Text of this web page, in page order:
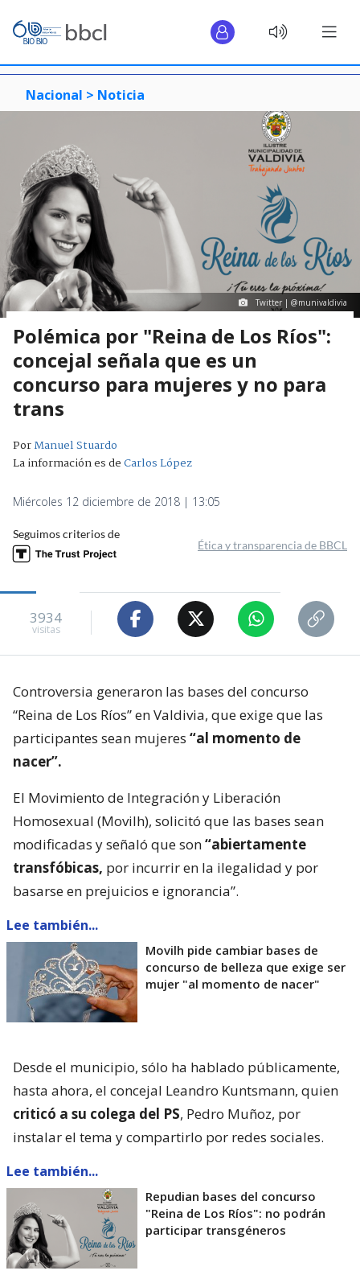
Nacional > Noticia
Twitter | @munivaldivia
Polémica por "Reina de Los Ríos":
concejal señala que es un
concurso para mujeres y no para
trans
PorManuel Stuardo
La información es deCarlos López
Miércoles 12 diciembre de 2018 | 13:05
Seguimos criterios de
Ética y transparencia de BBCL
3934
visitas
Controversia generaron las bases del concurso
“Reina de Los Ríos” en Valdivia, que exige que las
participantes sean mujeres “al momento de
nacer”.
El Movimiento de Integración y Liberación
Homosexual (Movilh), solicitó que las bases sean
modificadas y señaló que son“abiertamente
transfóbicas, por incurrir en la ilegalidad y por
basarse en prejuicios e ignorancia”.
Lee también...
Movilh pide cambiar bases de
concurso de belleza que exige ser
mujer "al momento de nacer"
Desde el municipio, sólo ha hablado públicamente,
hasta ahora, el concejal Leandro Kuntsmann, quien
criticó a su colega del PS, Pedro Muñoz, por
instalar el tema y compartirlo por redes sociales.
Lee también...
Repudian bases del concurso
"Reina de Los Ríos": no podrán
participar transgéneros